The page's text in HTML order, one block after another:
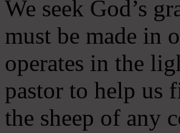
We seek God’s
must be made in
operates in the
pastor to help us
the sheep of any